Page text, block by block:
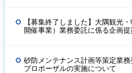
【募集終了しました】大隅観光
開催事業）業務委託に係る企画提
砂防メンテナンス計画等策定業
プロポーザルの実施について